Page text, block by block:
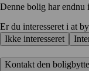
Denne bolig har endnu
Er du interesseret i at
Ikke interesseret
Kontakt den